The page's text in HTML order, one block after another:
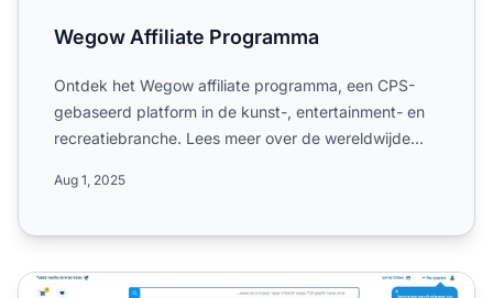
Wegow Affiliate Programma
Ontdek het Wegow affiliate programma, een CPS-
gebaseerd platform in de kunst-, entertainment- en
recreatiebranche. Lees meer over de wereldwijde
Aug 1, 2025
Walla!Shops Affiliate Programma